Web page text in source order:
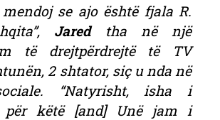
se ajo është fjala R.
Jared tha në një
të drejtpërdrejtë të TV
2 shtator, siç u nda në
“Natyrisht, isha i
për këtë [and] Unë jam i